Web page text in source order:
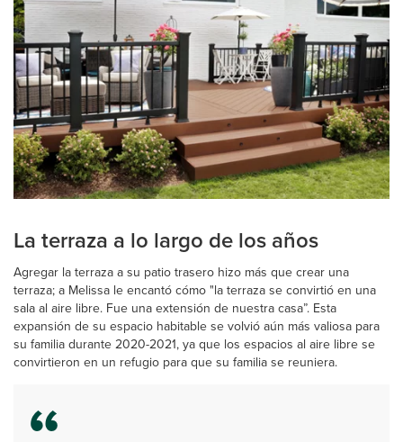
La terraza a lo largo de los años
Agregar la terraza a su patio trasero hizo más que crear una
terraza; a Melissa le encantó cómo "la terraza se convirtió en una
sala al aire libre. Fue una extensión de nuestra casa”. Esta
expansión de su espacio habitable se volvió aún más valiosa para
su familia durante 2020-2021, ya que los espacios al aire libre se
convirtieron en un refugio para que su familia se reuniera.